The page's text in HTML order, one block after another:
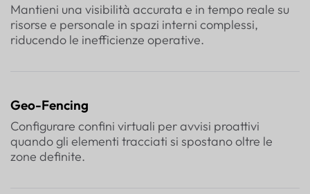
Mantieni una visibilità accurata e in tempo reale su
risorse e personale in spazi interni complessi,
riducendo le inefficienze operative.
Geo-Fencing
Configurare confini virtuali per avvisi proattivi
quando gli elementi tracciati si spostano oltre le
zone definite.